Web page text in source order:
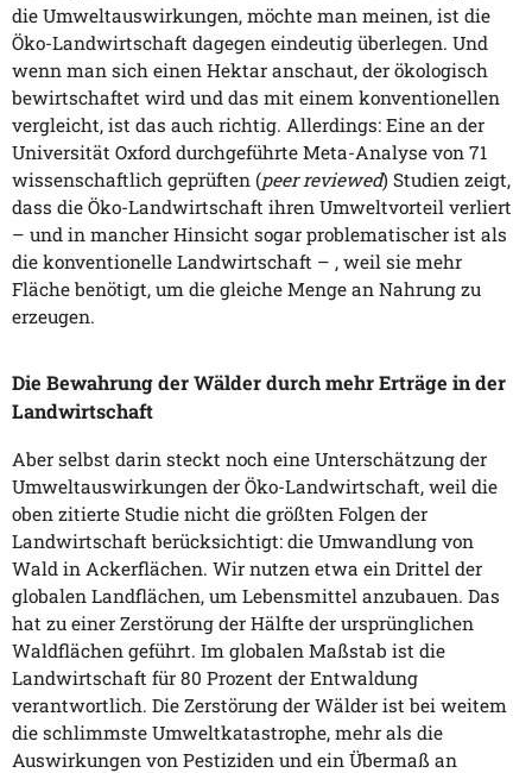
die Umweltauswirkungen, möchte man meinen, ist die
Öko-Landwirtschaft dagegen eindeutig überlegen. Und
wenn man sich einen Hektar anschaut, der ökologisch
bewirtschaftet wird und das mit einem konventionellen
vergleicht, ist das auch richtig. Allerdings: Eine an der
Universität Oxford durchgeführte Meta-Analyse von 71
wissenschaftlich geprüften (peer reviewed) Studien zeigt,
dass die Öko-Landwirtschaft ihren Umweltvorteil verliert
– und in mancher Hinsicht sogar problematischer ist als
die konventionelle Landwirtschaft – , weil sie mehr
Fläche benötigt, um die gleiche Menge an Nahrung zu
erzeugen.
Die Bewahrung der Wälder durch mehr Erträge in der
Landwirtschaft
Aber selbst darin steckt noch eine Unterschätzung der
Umweltauswirkungen der Öko-Landwirtschaft, weil die
oben zitierte Studie nicht die größten Folgen der
Landwirtschaft berücksichtigt: die Umwandlung von
Wald in Ackerflächen. Wir nutzen etwa ein Drittel der
globalen Landflächen, um Lebensmittel anzubauen. Das
hat zu einer Zerstörung der Hälfte der ursprünglichen
Waldflächen geführt. Im globalen Maßstab ist die
Landwirtschaft für 80 Prozent der Entwaldung
verantwortlich. Die Zerstörung der Wälder ist bei weitem
die schlimmste Umweltkatastrophe, mehr als die
Auswirkungen von Pestiziden und ein Übermaß an